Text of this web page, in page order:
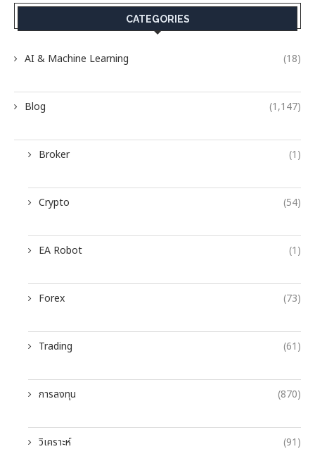
CATEGORIES
AI & Machine Learning (18)
Blog (1,147)
Broker (1)
Crypto (54)
EA Robot (1)
Forex (73)
Trading (61)
การลงทุน (870)
วิเคราะห์ (91)